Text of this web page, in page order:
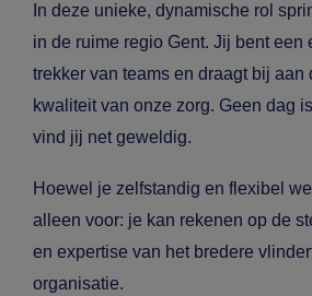
In deze unieke, dynamische rol
in de ruime regio Gent. Jij bent een
trekker van teams en draagt bij aan
kwaliteit van onze zorg. Geen dag
vind jij net geweldig.
Hoewel je zelfstandig en flexibel
alleen voor: je kan rekenen op de
en expertise van het bredere
organisatie.